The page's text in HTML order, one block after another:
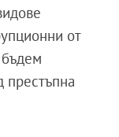
от
престъпна